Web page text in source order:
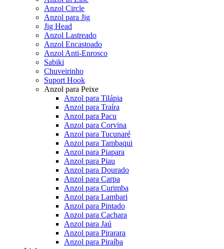
Anzol Circle
Anzol para Jig
Jig Head
Anzol Lastreado
Anzol Encastoado
Anzol Anti-Enrosco
Sabiki
Chuveirinho
Suport Hook
Anzol para Peixe
Anzol para Tilápia
Anzol para Traíra
Anzol para Pacu
Anzol para Corvina
Anzol para Tucunaré
Anzol para Tambaqui
Anzol para Piapara
Anzol para Piau
Anzol para Dourado
Anzol para Carpa
Anzol para Curimba
Anzol para Lambari
Anzol para Pintado
Anzol para Cachara
Anzol para Jaú
Anzol para Pirarara
Anzol para Piraíba